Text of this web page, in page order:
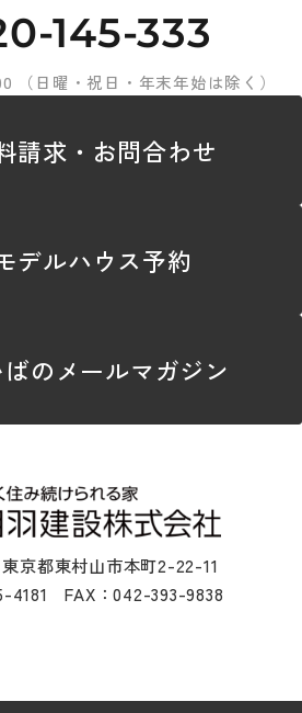
145-333
（日曜・祝日・年末年始は除く）
請求・お問合わせ
デルハウス予約
ばのメールマガジン
京都東村山市本町2-22-11
4181 FAX：042-393-9838